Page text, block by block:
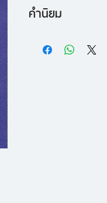
ซ่อนเล่ห์กลของแม
กว่านั้นบทละครชิ้น
คำนิยม
"การไม่รู้จัก The